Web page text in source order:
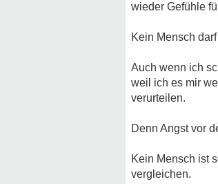
wieder Gefühle
Kein Mensch
Auch wenn ich
weil ich es mir
verurteilen.
Denn Angst vor
Kein Mensch ist
vergleichen.